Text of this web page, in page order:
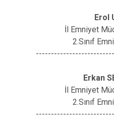
Erol
İl Emniyet
2.Sınıf
Erkan
İl Emniyet
2.Sınıf